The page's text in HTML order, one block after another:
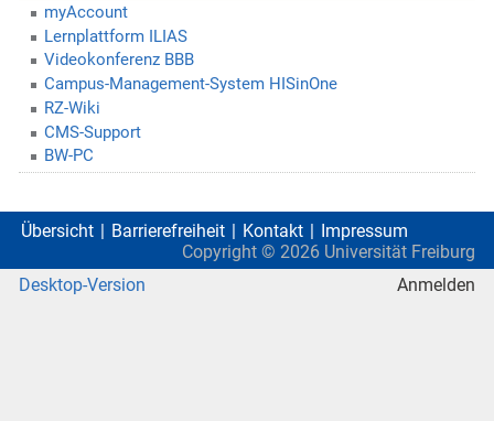
myAccount
Lernplattform ILIAS
Videokonferenz BBB
Campus-Management-System HISinOne
RZ-Wiki
CMS-Support
BW-PC
Übersicht Barrierefreiheit Kontakt
Impressum
Copyright © 2026 Universität Freiburg
Desktop-Version
Anmelden